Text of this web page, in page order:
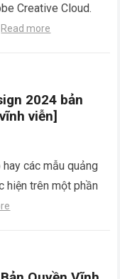
Creative Cloud.
Read more
2024 bản
viễn]
các mẫu quảng
hiện trên một phần